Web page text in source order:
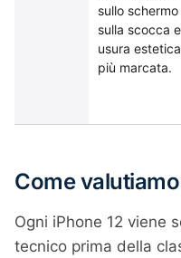
sullo schermo
sulla scocca e
usura estetica
più marcata.
Come
Ogni iPhone 12 viene
tecnico prima della